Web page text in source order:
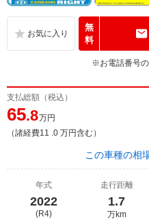
無
料
※お電話番号の
支払総額（税込）
65.8万円
（諸経費11 .0 万円含む）
この車種の相
年式
2022
(R4)
走行距離
1.7
万km